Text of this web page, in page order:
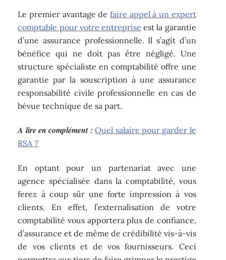
Le premier avantage de faire appel à un expert
comptable pour votre entreprise est la garantie
d’une assurance professionnelle. Il s’agit d’un
bénéfice qui ne doit pas être négligé. Une
structure spécialiste en comptabilité offre une
garantie par la souscription à une assurance
responsabilité civile professionnelle en cas de
bévue technique de sa part.
A lire en complément : Quel salaire pour garder le
RSA ?
En optant pour un partenariat avec une
agence spécialisée dans la comptabilité, vous
ferez à coup sûr une forte impression à vos
clients. En effet, l’externalisation de votre
comptabilité vous apportera plus de confiance,
d’assurance et de même de crédibilité vis-à-vis
de vos clients et de vos fournisseurs. Ceci